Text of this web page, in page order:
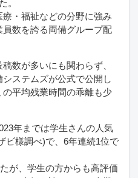
。
・福祉などの分野に強み
数を誇る両備グループ配
数が多いにも関わらず、
ステムズが公式で公開し
平均残業時間の乖離も少
年までは学生さんの人気
ビ様調べ)で、6年連続1位で
が、学生の方からも高評価